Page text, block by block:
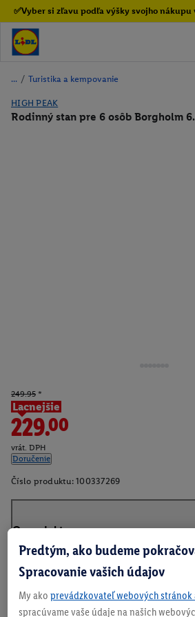
✅Vyber si zľavu podľa výšky svojho nákupu
/ Turistika a kempovanie
HIGH PEAK
Rodinný stan pre 6 osôb Borgholm
249.95 *
Lacnejšie
229.00
vrát. DPH
Doručenie
Číslo produktu: 100337269
O produkte
Predtým, ako budeme
Spracovanie vašich údajov
My ako prevádzkovateľ webových
spracúvame vaše údaje na našich